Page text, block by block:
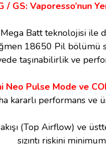
/ GS: Vaporesso’nun
Batt teknolojisi ile
18650 Pil bölümü
taşınabilirlik ve
Neo Pulse Mode ve
kararlı performans ve
(Top Airflow) ve
sızıntı riskini